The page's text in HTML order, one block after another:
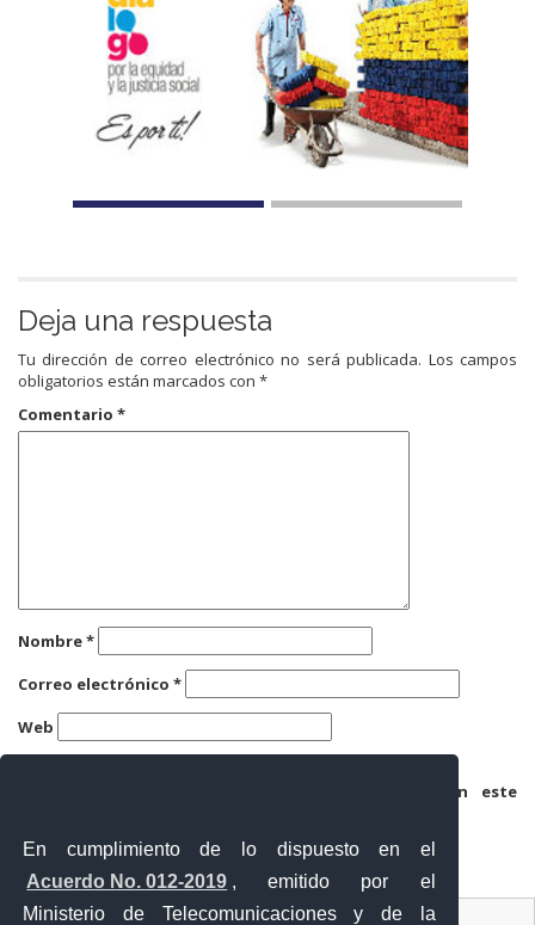
En cumplimiento de lo dispuesto en el
Acuerdo No. 012-2019 , emitido por el
Ministerio de Telecomunicaciones y de la
Deja una respuesta
Tu dirección de correo electrónico no será publicada. Los campos
obligatorios están marcados con *
Comentario *
Nombre*
Correo electrónico *
Web
Guarda mi nombre, correo electrónico y web en este
Ventanilla Única Virtual